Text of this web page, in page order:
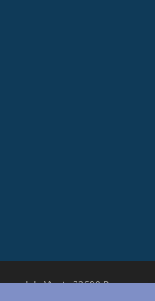
de Vinci - 33600 Pessac.